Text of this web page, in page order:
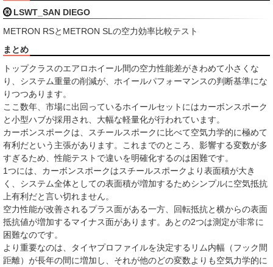
LSWT_SAN DIEGO
METRON RSとMETRON SLの空力効率比較テスト
まとめ
トップクラスのエアロホイール間の空力性能差がきわめて小さくな
り、システム重量の削減が、ホイールパフォーマンスの判断基準にな
りつつあります。
ここ数年、市場に出回っているホイールセットにはカーボンスポーク
と小型ハブが採用され、大幅な軽量化が行われています。
カーボンスポークは、スチールスポークに比べて空気力学的に極めて
有利だという主張があります。これまでのところ、影響する変数が多
すぎるため、性能テストで違いを明確化するのは困難です。
1つには、カーボンスポークはスチールスポークより表面積が大き
く、システム全体としての表面積が増加するためシンプルに空気抵抗
上有利だと言い切れません。
空力性能が改善されるプラス面がある一方、回転抵抗と横からの表面
抵抗値が増加するマイナス面があります。あとの2つは測定が非常に
困難なのです。
より重要なのは、タイヤプロファイルを決定するリム内幅（フック間
距離）が長年の間に増加し、それが他のどの変数よりも空気力学的に